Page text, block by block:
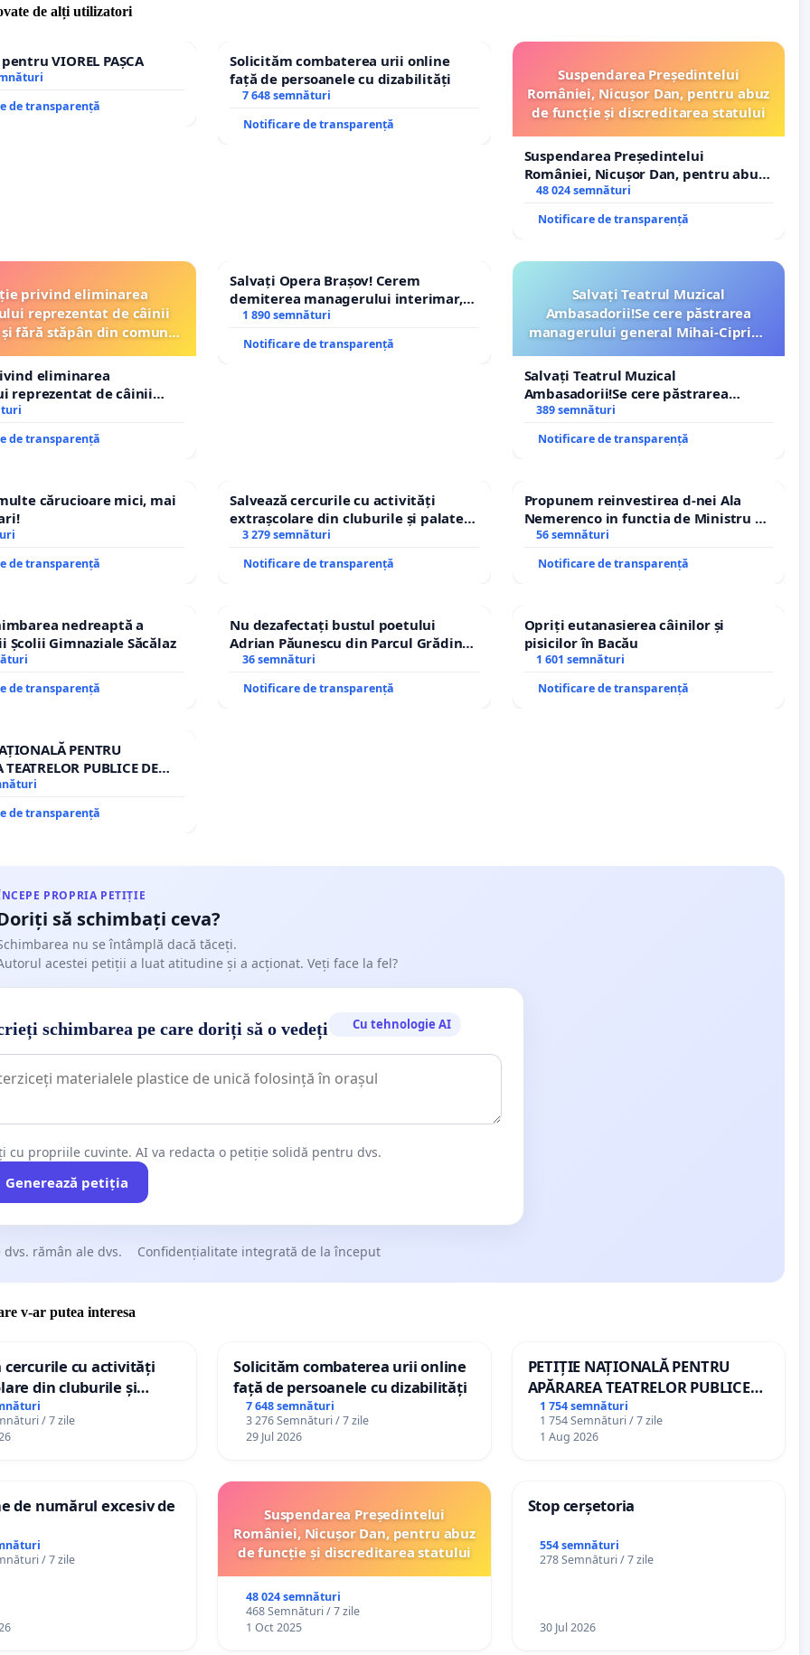
de alți utilizatori
VIOREL PAȘCA
de transparență
Solicităm combaterea urii online
față de persoanele cu dizabilități
7 648 semnături
Notificare de transparență
Suspendarea Președintelui
României, Nicușor Dan, pentru abuz
de funcție și discreditarea statului
Suspendarea Președintelui
României, Nicușor Dan, pentru abuz
de funcție și discreditarea statului
48 024 semnături
Notificare de transparență
privind eliminarea
reprezentat de câinii
fără stăpân din comuna
eliminarea
reprezentat de câinii
fără stăpân din comuna
de transparență
Salvați Opera Brașov! Cerem
demiterea managerului interimar,
Petrean Lucian-Marius!
1 890 semnături
Notificare de transparență
Salvați Teatrul Muzical
Ambasadorii!Se cere păstrarea
managerului general Mihai-Ciprian
Salvați Teatrul Muzical
Ambasadorii!Se cere păstrarea
managerului general Mihai-Ciprian
389 semnături
Notificare de transparență
cărucioare mici, mai
de transparență
Salvează cercurile cu activități
extrașcolare din cluburile și palatele
copiilor
3 279 semnături
Notificare de transparență
Propunem reinvestirea d-nei Ala
Nemerenco in functia de Ministru al
Sanatatii
56 semnături
Notificare de transparență
nedreaptă a
Școlii Gimnaziale Săcălaz
de transparență
Nu dezafectați bustul poetului
Adrian Păunescu din Parcul Grădina
Icoanei! Stop cenzurii culturale!
36 semnături
Notificare de transparență
Opriți eutanasierea câinilor și
pisicilor în Bacău
1 601 semnături
Notificare de transparență
PENTRU
TEATRELOR PUBLICE DE
DIN ROMÂNIA
de transparență
PROPRIA PETIȚIE
să schimbați ceva?
nu se întâmplă dacă tăceți.
acestei petiții a luat atitudine și a acționat. Veți face la fel?
schimbarea pe care doriți să o vedeți Cu tehnologie AI
cu propriile cuvinte. AI va redacta o petiție solidă pentru dvs.
Generează petiția
dvs. rămân ale dvs. Confidențialitate integrată de la început
v-ar putea interesa
cercurile cu activități
din cluburile și
/ 7 zile
Solicităm combaterea urii online
față de persoanele cu dizabilități
7 648 semnături
3 276 Semnături / 7 zile
29 Jul 2026
PETIȚIE NAȚIONALĂ PENTRU
APĂRAREA TEATRELOR PUBLICE
DE REPERTORIU DIN ROMÂNIA
1 754 semnături
1 754 Semnături / 7 zile
1 Aug 2026
de numărul excesiv de
/ 7 zile
Suspendarea Președintelui
României, Nicușor Dan, pentru abuz
de funcție și discreditarea statului
48 024 semnături
468 Semnături / 7 zile
1 Oct 2025
Stop cerșetoria
554 semnături
278 Semnături / 7 zile
30 Jul 2026